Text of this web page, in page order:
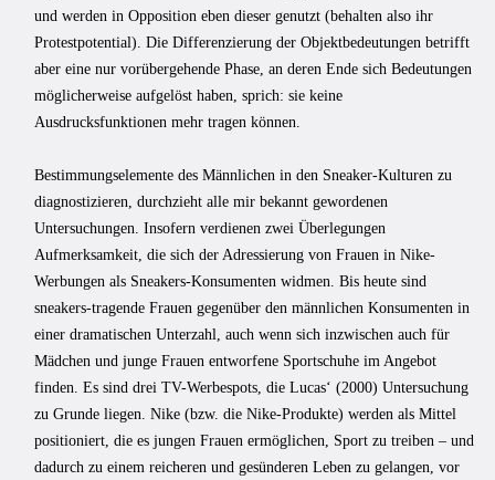
und werden in Opposition eben dieser genutzt (behalten also ihr
Protestpotential). Die Differenzierung der Objektbedeutungen betrifft
aber eine nur vorübergehende Phase, an deren Ende sich Bedeutungen
möglicherweise aufgelöst haben, sprich: sie keine
Ausdrucksfunktionen mehr tragen können.
Bestimmungselemente des Männlichen in den Sneaker-Kulturen zu
diagnostizieren, durchzieht alle mir bekannt gewordenen
Untersuchungen. Insofern verdienen zwei Überlegungen
Aufmerksamkeit, die sich der Adressierung von Frauen in Nike-
Werbungen als Sneakers-Konsumenten widmen. Bis heute sind
sneakers-tragende Frauen gegenüber den männlichen Konsumenten in
einer dramatischen Unterzahl, auch wenn sich inzwischen auch für
Mädchen und junge Frauen entworfene Sportschuhe im Angebot
finden. Es sind drei TV-Werbespots, die Lucas‘ (2000) Untersuchung
zu Grunde liegen. Nike (bzw. die Nike-Produkte) werden als Mittel
positioniert, die es jungen Frauen ermöglichen, Sport zu treiben – und
dadurch zu einem reicheren und gesünderen Leben zu gelangen, vor